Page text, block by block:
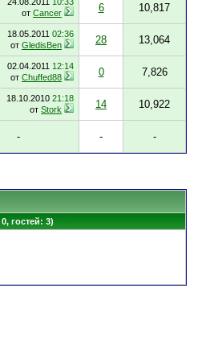
от Cancer 6 10,817
18.05.2011 02:36
от GledisBen 28 13,064
02.04.2011 12:14
от Chuffed88 0 7,826
18.10.2010 21:18
от Stork 14 10,922
- - -
гостей: 3)